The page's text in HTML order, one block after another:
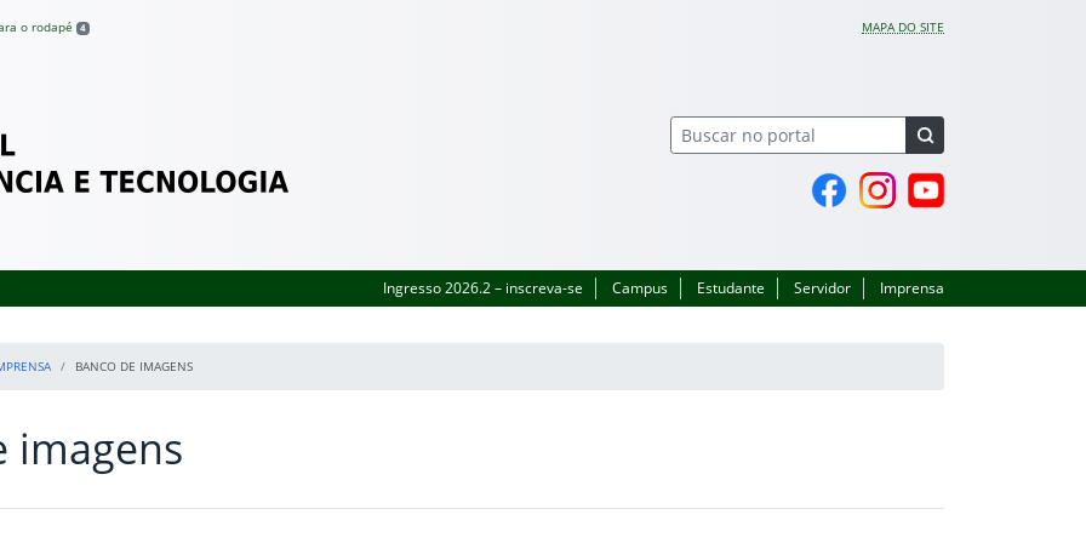
o rodapé 4 MAPA DO SITE
de Pernambuco
Página do Facebook
Perfil no Instagram
Canal no YouTube
Ingresso 2026.2 – inscreva-se Campus Estudante Servidor Imprensa
BANCO DE IMAGENS
imagens